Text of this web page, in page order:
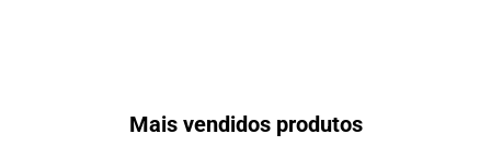
Mais vendidos produtos